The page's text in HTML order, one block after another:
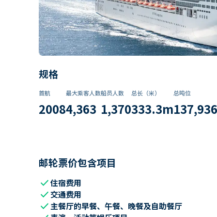
规格
首航
2008
最大乘客人数
4,363
船员人数
1,370
总长（米）
333.3m
总吨位
137,936
邮轮票价包含项目
check住宿费用
check 交通费用
check主餐厅的早餐、午餐、晚餐及自助餐厅